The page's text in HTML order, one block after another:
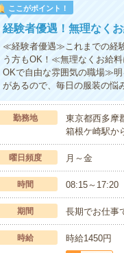
ここがポイント！
経験者優遇！無理なく
≪経験者優遇≫これまでの経
う方もOK！≪無理なくお給
OKで自由な雰囲気の職場≫
があるので、毎日の服装の
勤務地
東京都西多摩
箱根ケ崎駅か
曜日頻度 月～金
時間 08:15～17:20
期間 長期でお仕事
時給 時給1450円